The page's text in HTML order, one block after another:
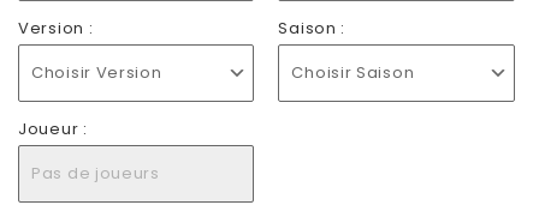
Version :
Choisir Version
Saison :
Choisir Saison
Joueur :
Pas de joueurs